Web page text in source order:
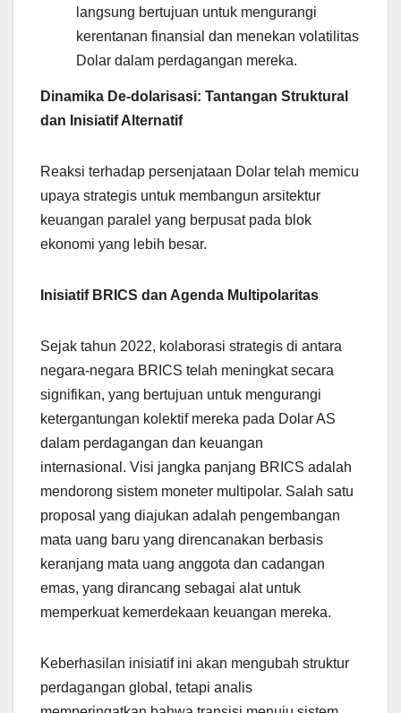
langsung bertujuan untuk mengurangi
kerentanan finansial dan menekan volatilitas
Dolar dalam perdagangan mereka.
Dinamika De-dolarisasi: Tantangan Struktural
dan Inisiatif Alternatif
Reaksi terhadap persenjataan Dolar telah memicu
upaya strategis untuk membangun arsitektur
keuangan paralel yang berpusat pada blok
ekonomi yang lebih besar.
Inisiatif BRICS dan Agenda Multipolaritas
Sejak tahun 2022, kolaborasi strategis di antara
negara-negara BRICS telah meningkat secara
signifikan, yang bertujuan untuk mengurangi
ketergantungan kolektif mereka pada Dolar AS
dalam perdagangan dan keuangan
internasional. Visi jangka panjang BRICS adalah
mendorong sistem moneter multipolar. Salah satu
proposal yang diajukan adalah pengembangan
mata uang baru yang direncanakan berbasis
keranjang mata uang anggota dan cadangan
emas, yang dirancang sebagai alat untuk
memperkuat kemerdekaan keuangan mereka.
Keberhasilan inisiatif ini akan mengubah struktur
perdagangan global, tetapi analis